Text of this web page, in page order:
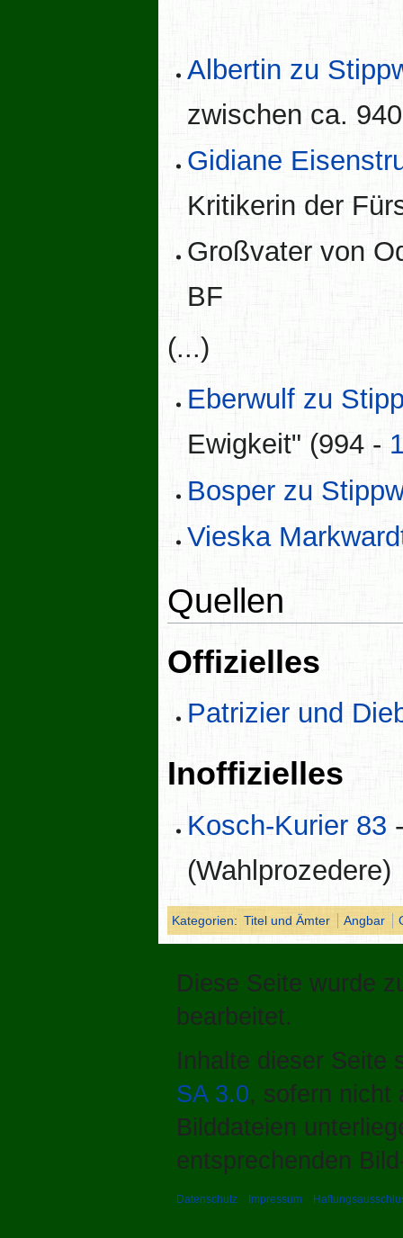
Albertin zu
zwischen ca.
Gidiane
Kritikerin der
Großvater von
BF
(...)
Eberwulf zu
Ewigkeit" (994 -
Bosper zu
Vieska
Quellen
Offizielles
Patrizier und
Inoffizielles
Kosch-Kurier 83
(Wahlprozedere)
Kategorien: Titel und Ämter Angbar
Diese Seite wurde
bearbeitet.
Inhalte dieser Seite
SA 3.0, sofern nicht
Bilddateien
entsprechenden
Datenschutz Impressum